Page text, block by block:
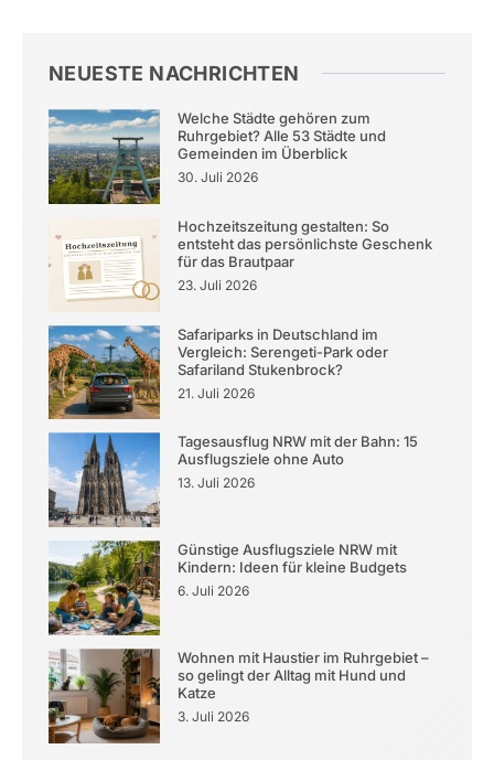
NEUESTE NACHRICHTEN
Welche Städte gehören zum
Ruhrgebiet? Alle 53 Städte und
Gemeinden im Überblick
30. Juli 2026
Hochzeitszeitung gestalten: So
entsteht das persönlichste Geschenk
für das Brautpaar
23. Juli 2026
Safariparks in Deutschland im
Vergleich: Serengeti-Park oder
Safariland Stukenbrock?
21. Juli 2026
Tagesausflug NRW mit der Bahn: 15
Ausflugsziele ohne Auto
13. Juli 2026
Günstige Ausflugsziele NRW mit
Kindern: Ideen für kleine Budgets
6. Juli 2026
Wohnen mit Haustier im Ruhrgebiet –
so gelingt der Alltag mit Hund und
Katze
3. Juli 2026